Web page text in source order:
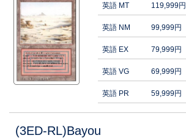
英語 MT 119,999円
英語 NM 99,999円
英語 EX 79,999円
英語 VG 69,999円
英語 PR 59,999円
(3ED-RL)Bayou